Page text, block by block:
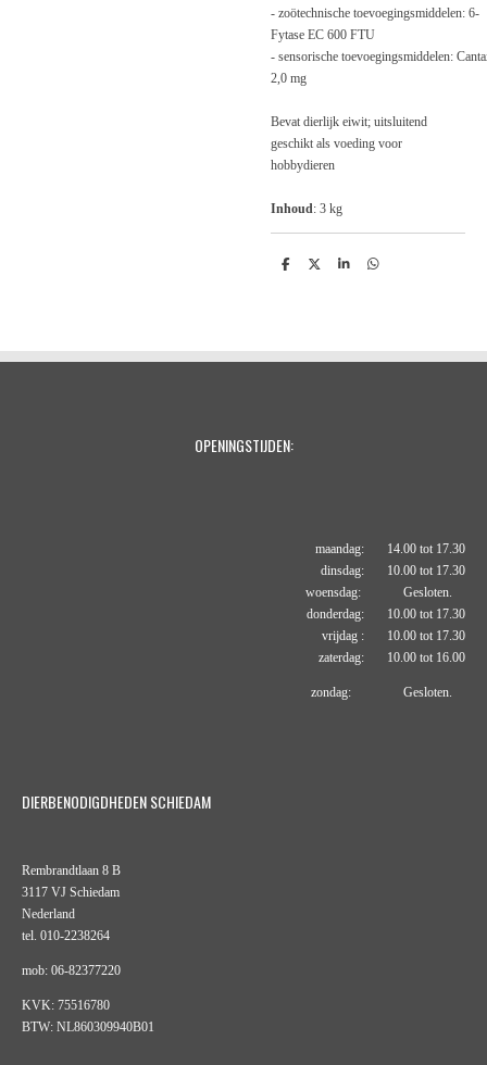
- zoötechnische toevoegingsmiddelen: 6-
Fytase EC 600 FTU
- sensorische toevoegingsmiddelen:
2,0 mg
Bevat dierlijk eiwit; uitsluitend
geschikt als voeding voor
hobbydieren
Inhoud: 3 kg
D
D
S
D
OPENINGSTIJDEN:
maandag: 14.00 tot 17.30
dinsdag: 10.00 tot 17.30
woensdag: Gesloten.
donderdag: 10.00 tot 17.30
vrijdag : 10.00 tot 17.30
zaterdag: 10.00 tot 16.00
zondag: Gesloten.
DIERBENODIGDHEDEN SCHIEDAM
Rembrandtlaan 8 B
3117 VJ Schiedam
Nederland
tel. 010-2238264
mob: 06-82377220
KVK: 75516780
BTW: NL860309940B01